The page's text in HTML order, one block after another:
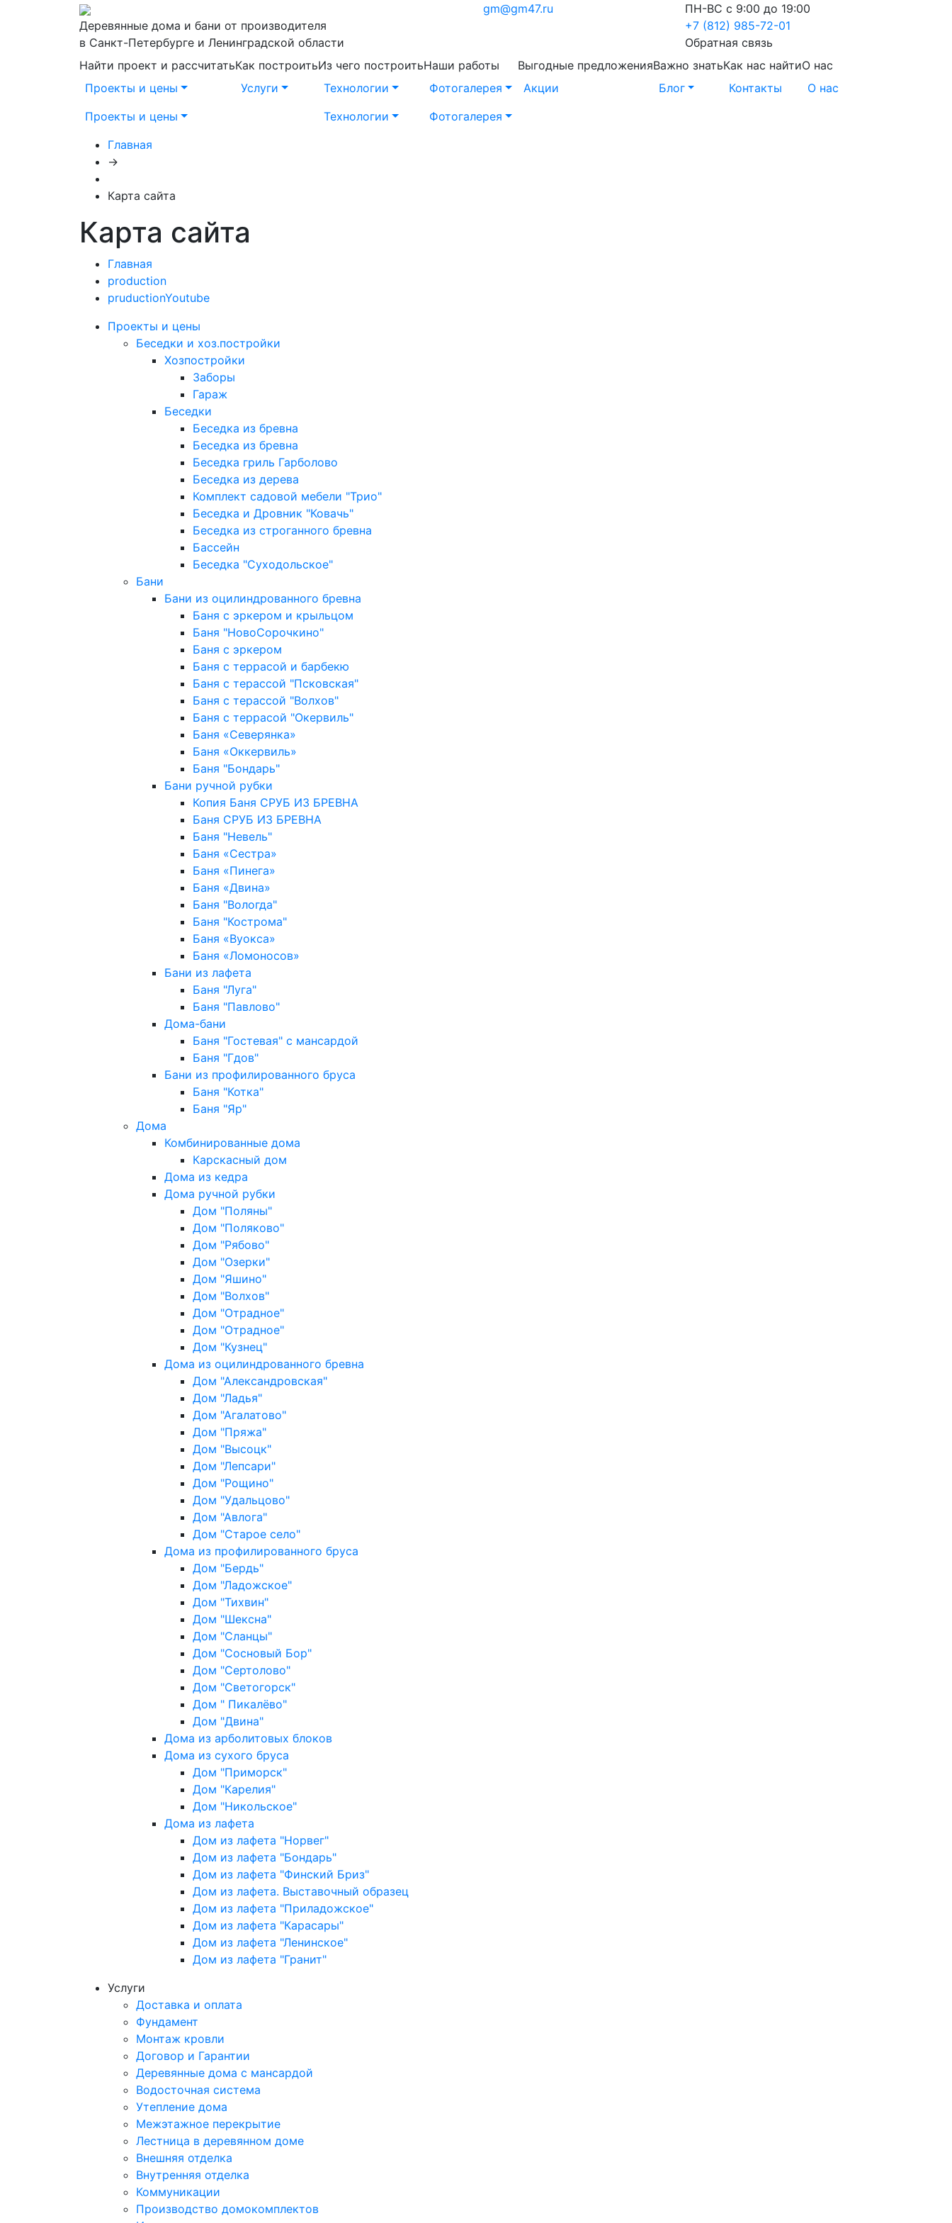
Деревянные дома и бани от производителя
в Санкт-Петербурге и Ленинградской области
gm@gm47.ru
ПН-ВС с 9:00 до 19:00
+7 (812) 985-72-01
Обратная связь
Найти проект и рассчитать
Проекты и цены
Проекты и цены
Как построить
Услуги
Из чего построить
Технологии
Технологии
Наши работы
Фотогалерея
Фотогалерея
Выгодные предложения
Акции
Важно знать
Блог
Как нас найти
Контакты
О нас
О нас
Главная
→
Карта сайта
Карта сайта
Главная
production
pruductionYoutube
Проекты и цены
Беседки и хоз.постройки
Хозпостройки
Заборы
Гараж
Беседки
Беседка из бревна
Беседка из бревна
Беседка гриль Гарболово
Беседка из дерева
Комплект садовой мебели "Трио"
Беседка и Дровник "Ковачь"
Беседка из строганного бревна
Бассейн
Беседка "Суходольское"
Бани
Бани из оцилиндрованного бревна
Баня с эркером и крыльцом
Баня "НовоСорочкино"
Баня с эркером
Баня с террасой и барбекю
Баня с терассой "Псковская"
Баня с терассой "Волхов"
Баня с террасой "Окервиль"
Баня «Северянка»
Баня «Оккервиль»
Баня "Бондарь"
Бани ручной рубки
Копия Баня СРУБ ИЗ БРЕВНА
Баня СРУБ ИЗ БРЕВНА
Баня "Невель"
Баня «Сестра»
Баня «Пинега»
Баня «Двина»
Баня "Вологда"
Баня "Кострома"
Баня «Вуокса»
Баня «Ломоносов»
Бани из лафета
Баня "Луга"
Баня "Павлово"
Дома-бани
Баня "Гостевая" с мансардой
Баня "Гдов"
Бани из профилированного бруса
Баня "Котка"
Баня "Яр"
Дома
Комбинированные дома
Карскасный дом
Дома из кедра
Дома ручной рубки
Дом "Поляны"
Дом "Поляково"
Дом "Рябово"
Дом "Озерки"
Дом "Яшино"
Дом "Волхов"
Дом "Отрадное"
Дом "Отрадное"
Дом "Кузнец"
Дома из оцилиндрованного бревна
Дом "Александровская"
Дом "Ладья"
Дом "Агалатово"
Дом "Пряжа"
Дом "Высоцк"
Дом "Лепсари"
Дом "Рощино"
Дом "Удальцово"
Дом "Авлога"
Дом "Старое село"
Дома из профилированного бруса
Дом "Бердь"
Дом "Ладожское"
Дом "Тихвин"
Дом "Шексна"
Дом "Сланцы"
Дом "Сосновый Бор"
Дом "Сертолово"
Дом "Светогорск"
Дом " Пикалёво"
Дом "Двина"
Дома из арболитовых блоков
Дома из сухого бруса
Дом "Приморск"
Дом "Карелия"
Дом "Никольское"
Дома из лафета
Дом из лафета "Норвег"
Дом из лафета "Бондарь"
Дом из лафета "Финский Бриз"
Дом из лафета. Выставочный образец
Дом из лафета "Приладожское"
Дом из лафета "Карасары"
Дом из лафета "Ленинское"
Дом из лафета "Гранит"
Услуги
Доставка и оплата
Фундамент
Монтаж кровли
Договор и Гарантии
Деревянные дома с мансардой
Водосточная система
Утепление дома
Межэтажное перекрытие
Лестница в деревянном доме
Внешняя отделка
Внутренняя отделка
Коммуникации
Производство домокомплектов